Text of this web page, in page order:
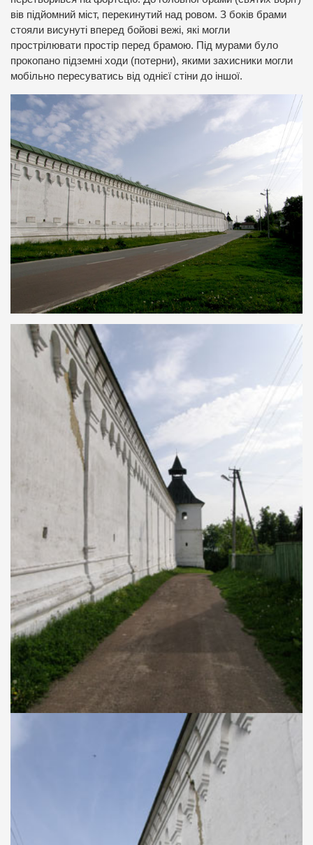
вів підйомний міст, перекинутий над ровом. З боків брами
стояли висунуті вперед бойові вежі, які могли
прострілювати простір перед брамою. Під мурами було
прокопано підземні ходи (потерни), якими захисники могли
мобільно пересуватись від однієї стіни до іншої.